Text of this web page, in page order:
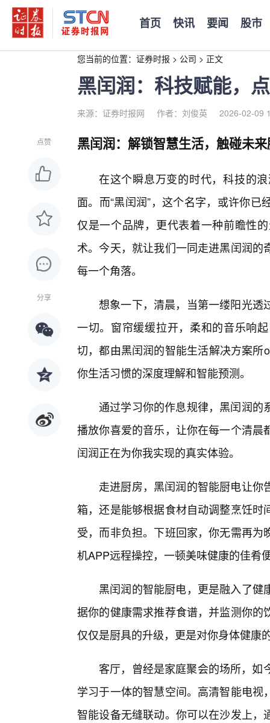
首页 快讯 要闻 股市
您当前的位置： 证券时报 > 公司 > 正文
黑闰润：科技赋能，
来源：证券时报网 作者：刘俊英 2026-02-09
点赞
分享
黑闰润：解锁智慧生活，触碰未
在这个瞬息万变的时代，科技的
面。而“黑闰润”，这个名字，或许你
仅是一个品牌，更代表着一种前瞻性
术。今天，就让我们一同走进黑闰润
每一个角落。
想象一下，清晨，当第一缕阳光透
一切。窗帘缓缓拉开，柔和的音乐响
切，都由黑闰润的智能生活解决方案
你生活习惯的深度理解和智能预测。
通过学习你的作息规律，黑闰润的
播放你喜爱的音乐，让你在每一个清
闰润正在为你我实现的真实体验。
走进厨房，黑闰润的智能厨电让
箱，还是能够根据食材自动调整烹饪
受，而非负担。下班回家，你无需再
机APP远程操控，一顿美味健康的佳肴
黑闰润的智能厨电，更是融入了
据你的健康需求推荐食谱，并监测你
仅仅是厨具的升级，更是对你身体健康
客厅，曾经是家庭聚会的场所，如
学习于一体的智慧空间。高清智能电
智能设备无缝联动。你可以在沙发上